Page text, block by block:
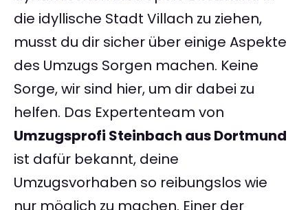
die idyllische Stadt Villach zu ziehen,
musst du dir sicher über einige Aspekte
des Umzugs Sorgen machen. Keine
Sorge, wir sind hier, um dir dabei zu
helfen. Das Expertenteam von
Umzugsprofi Steinbach aus Dortmund
ist dafür bekannt, deine
Umzugsvorhaben so reibungslos wie